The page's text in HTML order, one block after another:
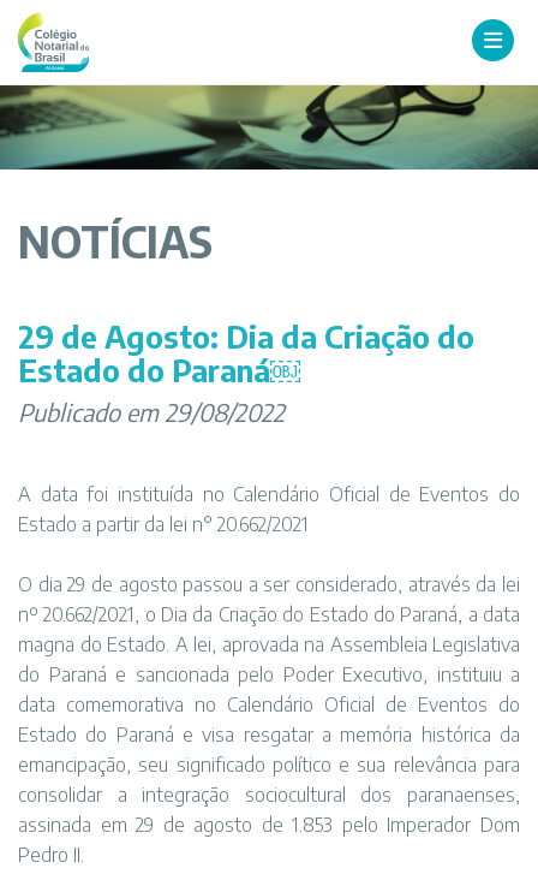
NOTÍCIAS
29 de Agosto: Dia da Criação do
Estado do Paraná￼
Publicado em 29/08/2022
A data foi instituída no Calendário Oficial de Eventos do
Estado a partir da lei n° 20.662/2021
O dia 29 de agosto passou a ser considerado, através da lei
nº 20.662/2021, o Dia da Criação do Estado do Paraná, a data
magna do Estado. A lei, aprovada na Assembleia Legislativa
do Paraná e sancionada pelo Poder Executivo, instituiu a
data comemorativa no Calendário Oficial de Eventos do
Estado do Paraná e visa resgatar a memória histórica da
emancipação, seu significado político e sua relevância para
consolidar a integração sociocultural dos paranaenses,
assinada em 29 de agosto de 1.853 pelo Imperador Dom
Pedro II.